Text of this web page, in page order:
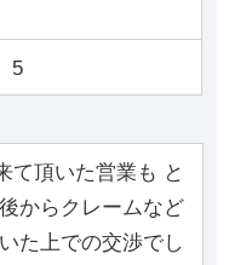
5
て頂いた営業も と
からクレームなど
た上での交渉でし